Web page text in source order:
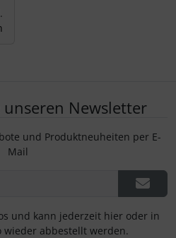
Newsletter
und Produktneuheiten per E-
Mail
und kann jederzeit hier oder in
wieder abbestellt werden.